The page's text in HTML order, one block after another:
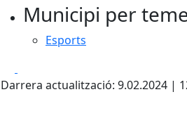
Municipi per
Esports
Darrera actualització: 9.02.2024 |